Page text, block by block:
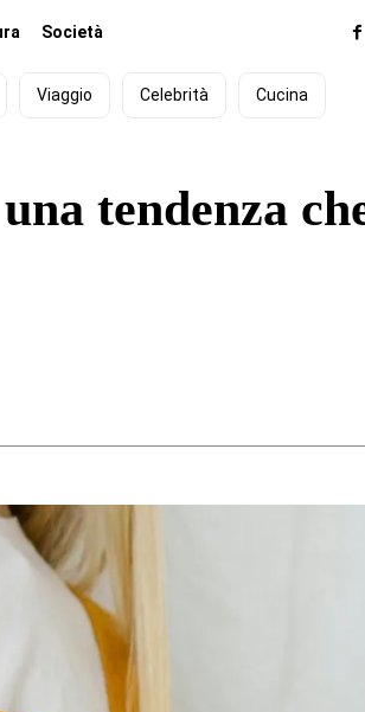
Società
Viaggio Celebrità Cucina
tendenza